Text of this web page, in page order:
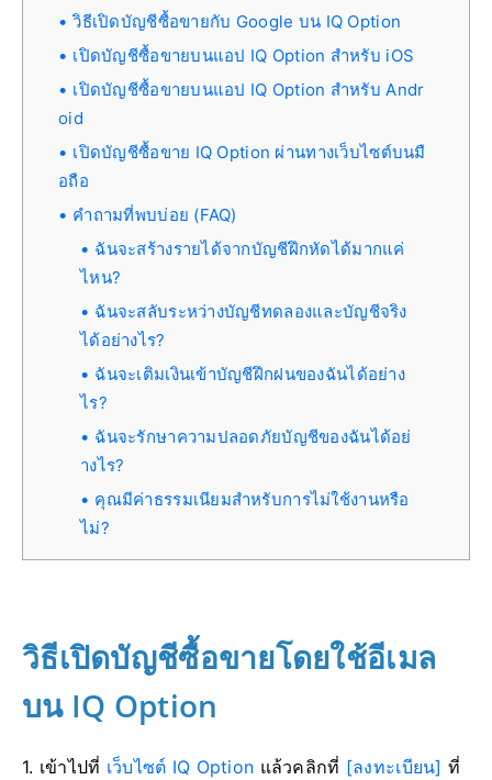
วิธีเปิดบัญชีซื้อขายกับ Google บน IQ Option
เปิดบัญชีซื้อขายบนแอป IQ Option สำหรับ iOS
เปิดบัญชีซื้อขายบนแอป IQ Option สำหรับ Andr
oid
เปิดบัญชีซื้อขาย IQ Option ผ่านทางเว็บไซต์บนมื
อถือ
คำถามที่พบบ่อย (FAQ)
ฉันจะสร้างรายได้จากบัญชีฝึกหัดได้มากแค่
ไหน?
ฉันจะสลับระหว่างบัญชีทดลองและบัญชีจริง
ได้อย่างไร?
ฉันจะเติมเงินเข้าบัญชีฝึกฝนของฉันได้อย่าง
ไร?
ฉันจะรักษาความปลอดภัยบัญชีของฉันได้อย่
างไร?
คุณมีค่าธรรมเนียมสำหรับการไม่ใช้งานหรือ
ไม่?
วิธีเปิดบัญชีซื้อขายโดยใช้อีเมล
บน IQ Option
1. เข้าไปที่ เว็บไซต์ IQ Option แล้วคลิกที่ [ลงทะเบียน] ที่